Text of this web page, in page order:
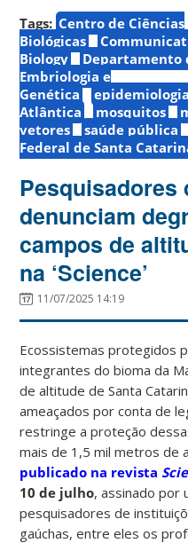
Tags: Centro de Ciências
Biológicas
Biology
Departamento
Embriologia e
Genética
epidemiologia
Atlântica
mosquitos
vetores
saúde pública
Federal de Santa
Pesquisadores
denunciam
campos de
na ‘Science’
11/07/2025 14:19
Ecossistemas protegidos
integrantes do bioma da
de altitude de Santa
ameaçados por conta de
restringe a proteção
mais de 1,5 mil metros de
publicado na revista
10 de julho, assinado por
pesquisadores de
gaúchas, entre eles os